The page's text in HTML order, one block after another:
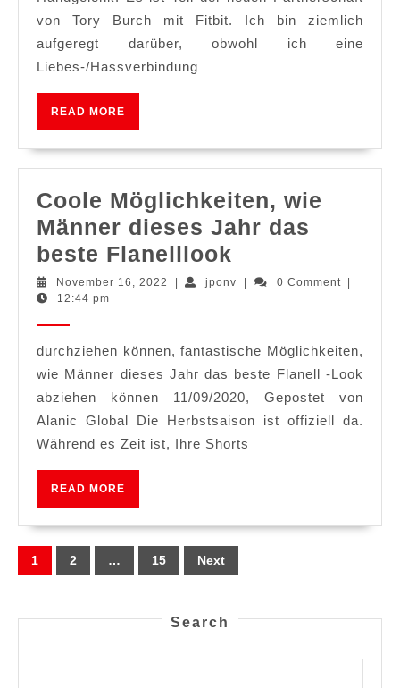
von Tory Burch mit Fitbit. Ich bin ziemlich
aufgeregt darüber, obwohl ich eine
Liebes-/Hassverbindung
READ MORE
Coole Möglichkeiten, wie
Männer dieses Jahr das
beste Flanelllook
Möglichkeiten,
dieses
Jahr
das
beste
November 16, 2022 November
| jponv jponv
| 0 Comment
|
12:44 pm
durchziehen können, fantastische Möglichkeiten,
wie Männer dieses Jahr das beste Flanell -Look
abziehen können 11/09/2020, Gepostet von
Alanic Global Die Herbstsaison ist offiziell da.
Während es Zeit ist, Ihre Shorts
READ MORE
Posts
navigation
1 2 … 15 Next
Search